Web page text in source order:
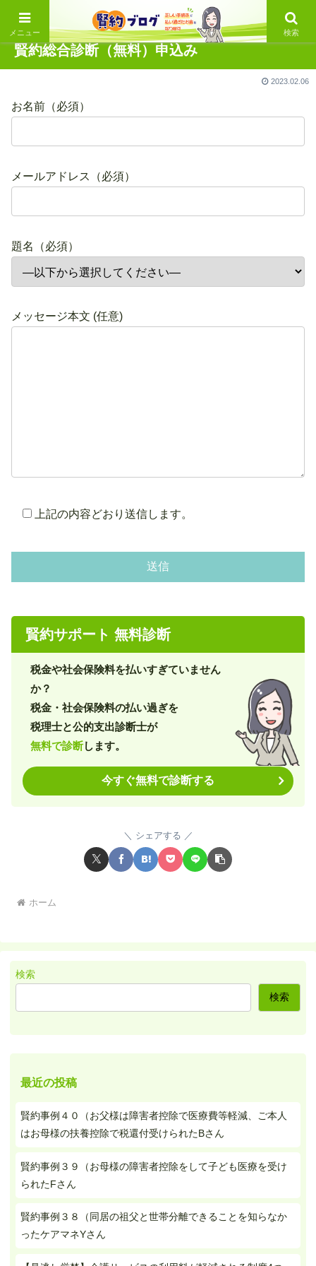
賢約総合診断（無料）申込み
2023.02.06
お名前（必須）
メールアドレス（必須）
題名（必須）
メッセージ本文 (任意)
上記の内容どおり送信します。
賢約サポート 無料診断
税金や社会保険料を払いすぎていません
か？
税金・社会保険料の払い過ぎを
税理士と公的支出診断士が
無料で診断します。
今すぐ無料で診断する
シェアする
ホーム
検索
検索
最近の投稿
賢約事例４０（お父様は障害者控除で医療費等軽減、ご本人
はお母様の扶養控除で税還付受けられたBさん
賢約事例３９（お母様の障害者控除をして子ども医療を受け
られたFさん
賢約事例３８（同居の祖父と世帯分離できることを知らなか
ったケアマネYさん
メニュー 検索